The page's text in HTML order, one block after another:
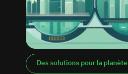
Des solutions pour la planète